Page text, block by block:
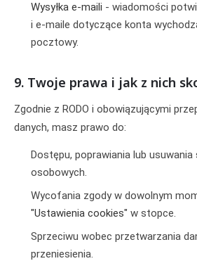
Wysyłka e-maili - wiadomości
i e-maile dotyczące konta
pocztowy.
9. Twoje prawa i jak z nich
Zgodnie z RODO i obowiązującymi
danych, masz prawo do:
Dostępu, poprawiania lub usuwania
osobowych.
Wycofania zgody w dowolnym
"Ustawienia cookies" w stopce.
Sprzeciwu wobec przetwarzania
przeniesienia.